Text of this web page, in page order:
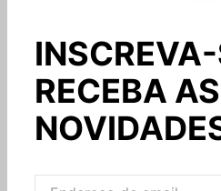
INSCREVA-
RECEBA